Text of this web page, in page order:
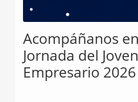
Acompáñanos
Jornada del Joven
Empresario 2026